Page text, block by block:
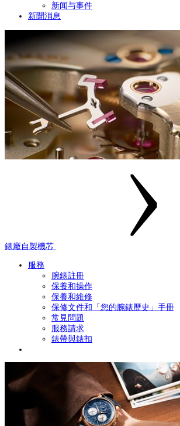
新闻与事件
新聞消息
錶廠自製機芯
服務
腕錶註冊
保養和操作
保養和維修
保修文件和「您的腕錶歷史」手冊
常見問題
服務請求
錶帶與錶扣